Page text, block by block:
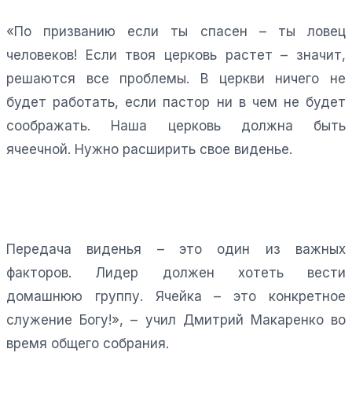
«По призванию если ты спасен – ты ловец
человеков! Если твоя церковь растет – значит,
решаются все проблемы. В церкви ничего не
будет работать, если пастор ни в чем не будет
соображать. Наша церковь должна быть
ячеечной. Нужно расширить свое виденье.
Передача виденья – это один из важных
факторов. Лидер должен хотеть вести
домашнюю группу. Ячейка – это конкретное
служение Богу!», – учил Дмитрий Макаренко во
время общего собрания.